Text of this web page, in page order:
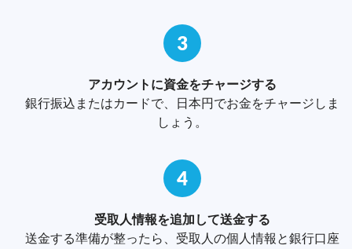
3
アカウントに資金をチャージする
銀行振込またはカードで、日本円でお金をチャージしま
しょう。
4
受取人情報を追加して送金する
送金する準備が整ったら、受取人の個人情報と銀行口座